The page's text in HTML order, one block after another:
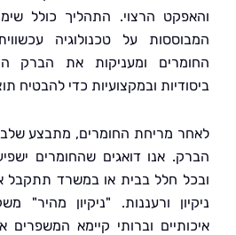
הרצוי. התהליך כולל שימוש
על טכנולוגיה עכשווית,
ומעניקות את הברק הרצוי.
ובמקצועיות כדי להבטיח תוצאות
מריחת החומרים, מתבצע שלב החלקת
אנו דואגים שהחומרים ישפיעו
חלל בבית או במשרד תתקבל אותה
ורעננות. "ניקיון מהיר" משקיעה
וברותי קיימא המשפרים את